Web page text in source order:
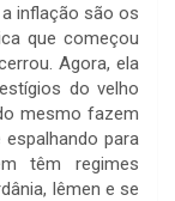
inflação são os
que começou
Agora, ela
do velho
mesmo fazem
para
têm regimes
Iêmen e se